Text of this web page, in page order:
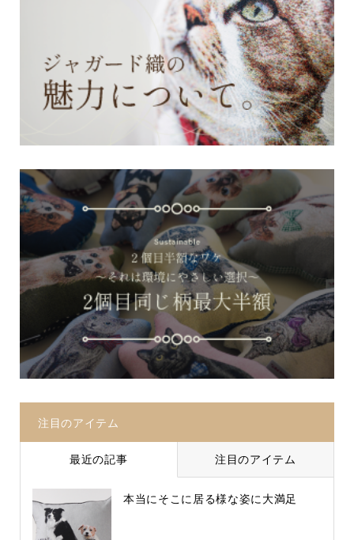
注目のアイテム
最近の記事 注目のアイテム
本当にそこに居る様な姿に大満足